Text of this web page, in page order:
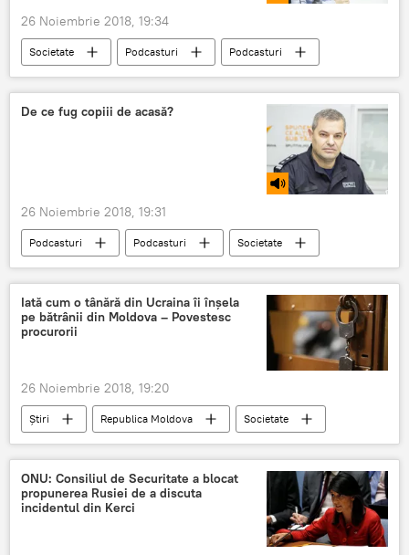
26 Noiembrie 2018, 19:34
Societate Podcasturi
Podcasturi
Știri
Republica Moldova
Moldova
felicitare
caritate
De ce fug copiii de acasă?
26 Noiembrie 2018, 19:31
Podcasturi Podcasturi
Societate
Știri
Republica Moldova
Moldova
copii
abandon
Iată cum o tânără din Ucraina îi înșela
pe bătrânii din Moldova – Povestesc
procurorii
26 Noiembrie 2018, 19:20
Știri Republica Moldova
Societate
Ucraina
furt hotiei
tanara
batrani
ONU: Consiliul de Securitate a blocat
propunerea Rusiei de a discuta
incidentul din Kerci